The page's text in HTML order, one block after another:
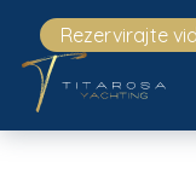
Rezervirajte